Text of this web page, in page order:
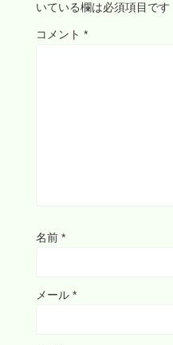
いている欄は必須項目です
コメント *
名前 *
メール *